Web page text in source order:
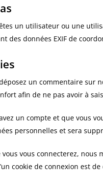
un utilisateur ou une
des données EXIF de
un commentaire sur
afin de ne pas avoir à
un compte et que vous
personnelles et sera
vous vous connecterez,
cookie de connexion est